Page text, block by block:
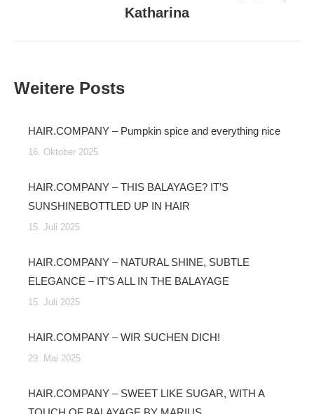
Beitrag:
Katharina
Weitere Posts
HAIR.COMPANY – Pumpkin spice and everything nice
16. Oktober 2025
HAIR.COMPANY – THIS BALAYAGE? IT’S
SUNSHINEBOTTLED UP IN HAIR
15. Juli 2025
HAIR.COMPANY – NATURAL SHINE, SUBTLE
ELEGANCE – IT’S ALL IN THE BALAYAGE
15. Juli 2025
HAIR.COMPANY – WIR SUCHEN DICH!
29. Mai 2025
HAIR.COMPANY – SWEET LIKE SUGAR, WITH A